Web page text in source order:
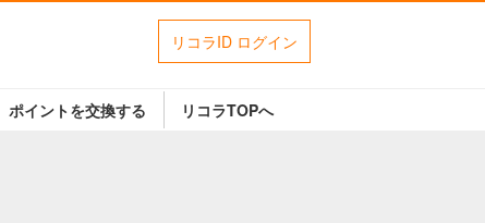
リコラID ログイン
ポイントを交換する リコラTOPへ